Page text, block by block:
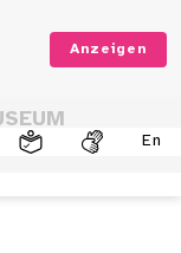
Anzeigen
En